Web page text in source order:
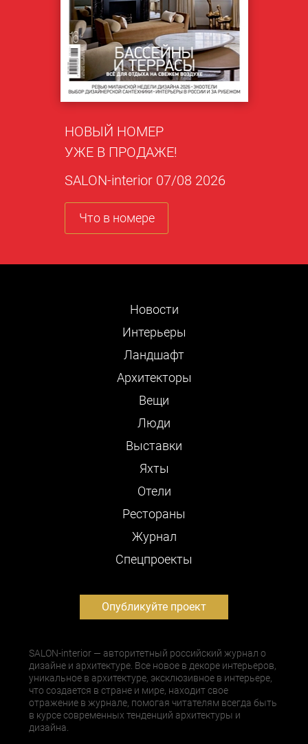
НОВЫЙ НОМЕР
УЖЕ В ПРОДАЖЕ!
SALON-interior 07/08 2026
Что в номере
Новости
Интерьеры
Ландшафт
Архитекторы
Вещи
Люди
Выставки
Яхты
Отели
Рестораны
Журнал
Cпецпроекты
Опубликуйте проект
SALON-interior — авторитетный российский журнал о
дизайне и архитектуре. Все новое в декоре интерьеров,
уникальное в архитектуре, эксклюзивное в интерьере,
что создается в стране и мире, находит свое
отражение в журнале, помогая читателям всегда быть
в курсе современных тенденций архитектуры и
дизайна.